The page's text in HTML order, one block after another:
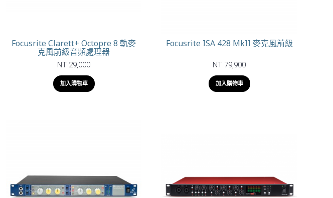
Focusrite Clarett+ Octopre 8 軌麥
克風前級音頻處理器
NT 29,000
加入購物車
Focusrite ISA 428 MkII 麥克風前級
NT 79,900
加入購物車